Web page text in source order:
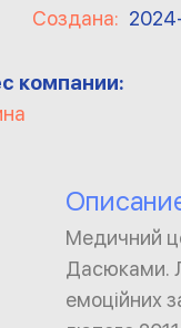
Создана:
компании:
Медичний
Дасюками.
емоційних